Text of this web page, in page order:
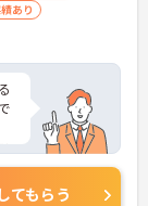
あり
てもらう